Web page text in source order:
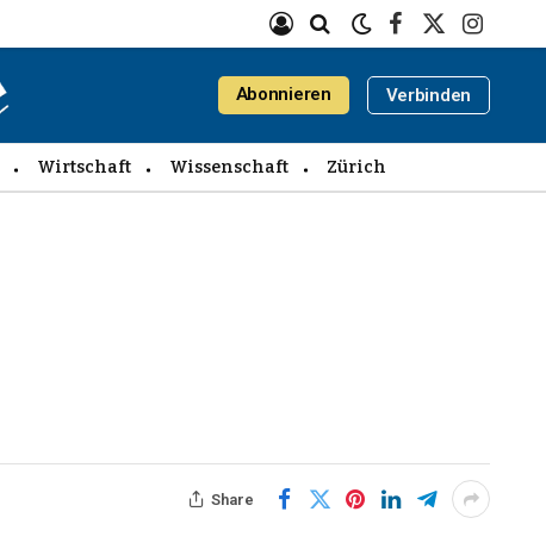
Facebook
X
Abonnieren Verbinden
Wirtschaft Wissenschaft Zürich
Share